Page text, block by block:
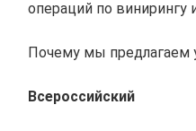
операций по винирингу
Почему мы предлагаем
Всероссийский